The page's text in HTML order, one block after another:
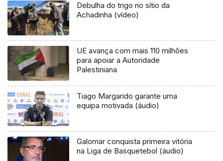
Debulha do trigo no sítio da
Achadinha (vídeo)
UE avança com mais 110 milhões
para apoiar a Autoridade
Palestiniana
Tiago Margarido garante uma
equipa motivada (áudio)
Galomar conquista primeira vitória
na Liga de Basquetebol (áudio)